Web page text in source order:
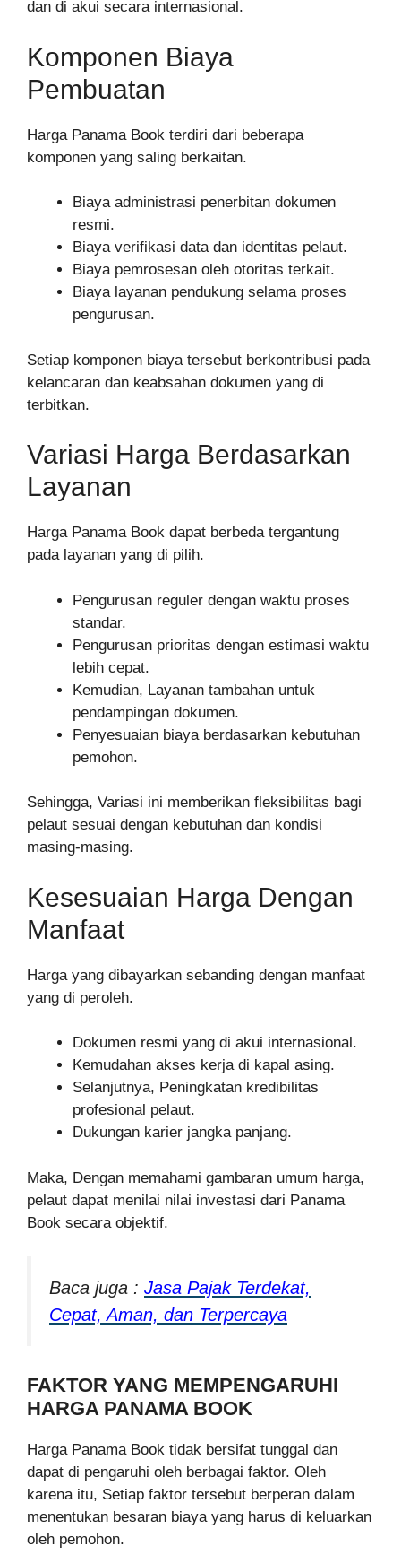
dan di akui secara internasional.
Komponen Biaya
Pembuatan
Harga Panama Book terdiri dari beberapa
komponen yang saling berkaitan.
Biaya administrasi penerbitan dokumen
resmi.
Biaya verifikasi data dan identitas pelaut.
Biaya pemrosesan oleh otoritas terkait.
Biaya layanan pendukung selama proses
pengurusan.
Setiap komponen biaya tersebut berkontribusi pada
kelancaran dan keabsahan dokumen yang di
terbitkan.
Variasi Harga Berdasarkan
Layanan
Harga Panama Book dapat berbeda tergantung
pada layanan yang di pilih.
Pengurusan reguler dengan waktu proses
standar.
Pengurusan prioritas dengan estimasi waktu
lebih cepat.
Kemudian, Layanan tambahan untuk
pendampingan dokumen.
Penyesuaian biaya berdasarkan kebutuhan
pemohon.
Sehingga, Variasi ini memberikan fleksibilitas bagi
pelaut sesuai dengan kebutuhan dan kondisi
masing-masing.
Kesesuaian Harga Dengan
Manfaat
Harga yang dibayarkan sebanding dengan manfaat
yang di peroleh.
Dokumen resmi yang di akui internasional.
Kemudahan akses kerja di kapal asing.
Selanjutnya, Peningkatan kredibilitas
profesional pelaut.
Dukungan karier jangka panjang.
Maka, Dengan memahami gambaran umum harga,
pelaut dapat menilai nilai investasi dari Panama
Book secara objektif.
Baca juga : Jasa Pajak Terdekat,
Cepat, Aman, dan Terpercaya
FAKTOR YANG MEMPENGARUHI
HARGA PANAMA BOOK
Harga Panama Book tidak bersifat tunggal dan
dapat di pengaruhi oleh berbagai faktor. Oleh
karena itu, Setiap faktor tersebut berperan dalam
menentukan besaran biaya yang harus di keluarkan
oleh pemohon.